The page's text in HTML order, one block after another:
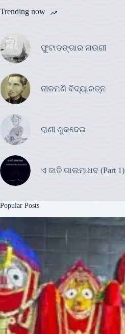
Trending now
ଫୁଟାଡଙ୍ଗାର ନାଉରୀ
ନୀଳମଣି ବିଦ୍ୟାରତ୍ନ
ରାଣୀ ଶୁକଦେଇ
ଏ ଜାତି ଗାଲମାଧବ (Part 1)
Popular Posts